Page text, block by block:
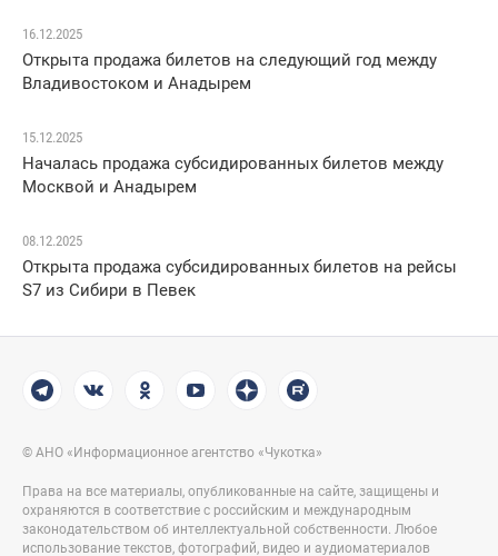
16.12.2025
Открыта продажа билетов на следующий год между
Владивостоком и Анадырем
15.12.2025
Началась продажа субсидированных билетов между
Москвой и Анадырем
08.12.2025
Открыта продажа субсидированных билетов на рейсы
S7 из Сибири в Певек
© АНО «Информационное агентство «Чукотка»
Права на все материалы, опубликованные на сайте, защищены и
охраняются в соответствие с российским и международным
законодательством об интеллектуальной собственности. Любое
использование текстов, фотографий, видео и аудиоматериалов